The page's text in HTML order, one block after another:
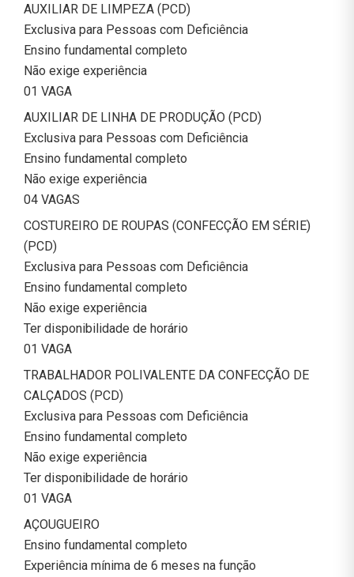
AUXILIAR DE LIMPEZA (PCD)
Exclusiva para Pessoas com Deficiência
Ensino fundamental completo
Não exige experiência
01 VAGA
AUXILIAR DE LINHA DE PRODUÇÃO (PCD)
Exclusiva para Pessoas com Deficiência
Ensino fundamental completo
Não exige experiência
04 VAGAS
COSTUREIRO DE ROUPAS (CONFECÇÃO EM SÉRIE)
(PCD)
Exclusiva para Pessoas com Deficiência
Ensino fundamental completo
Não exige experiência
Ter disponibilidade de horário
01 VAGA
TRABALHADOR POLIVALENTE DA CONFECÇÃO DE
CALÇADOS (PCD)
Exclusiva para Pessoas com Deficiência
Ensino fundamental completo
Não exige experiência
Ter disponibilidade de horário
01 VAGA
AÇOUGUEIRO
Ensino fundamental completo
Experiência mínima de 6 meses na função